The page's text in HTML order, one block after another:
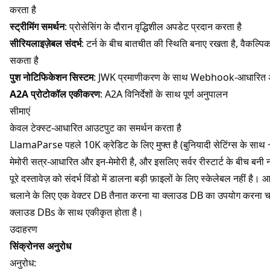
करता है
स्ट्रीमिंग समर्थन: प्रोसेसिंग के दौरान वृद्धिशील अपडेट प्रदान करता है
सीरियलाइज़ेबल संदर्भ: टर्न के बीच बातचीत की स्थिति बनाए रखता है,
सकता है
पुश नोटिफिकेशन सिस्टम: JWK प्रमाणीकरण के साथ Webhook-
A2A प्रोटोकॉल एकीकरण: A2A विनिर्देशों के साथ पूर्ण अनुपालन
सीमाएं
केवल टेक्स्ट-आधारित आउटपुट का समर्थन करता है
LlamaParse पहले 10K क्रेडिट के लिए मुफ्त है (बुनियादी सेटिंग्स के साथ
मेमोरी सत्र-आधारित और इन-मेमोरी है, और इसलिए सर्वर रीस्टार्ट के बीच बनी
पूरे दस्तावेज़ को संदर्भ विंडो में डालना बड़ी फ़ाइलों के लिए स्केलेबल नहीं है।
चलाने के लिए एक वेक्टर DB तैनात करना या क्लाउड DB का उपयोग
क्लाउड DBsके साथ एकीकृत होता है।
उदाहरण
सिंक्रोनस अनुरोध
अनुरोध: